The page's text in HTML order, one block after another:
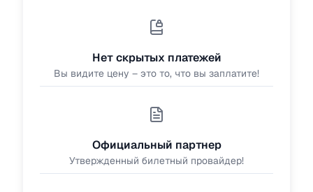
Нет скрытых платежей
Вы видите цену – это то, что вы заплатите!
Официальный партнер
Утвержденный билетный провайдер!